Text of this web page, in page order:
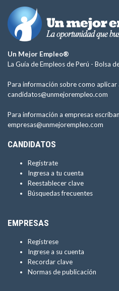
Un Mejor Empleo®
La Guía de Empleos de Perú - Bolsa
Para información sobre como
candidatos@unmejorempleo.com
Para información a empresas
empresas@unmejorempleo.com
CANDIDATOS
Regístrate
Ingresa a tu cuenta
Reestablecer clave
Búsquedas frecuentes
EMPRESAS
Regístrese
Ingrese a su cuenta
Recordar clave
Normas de publicación